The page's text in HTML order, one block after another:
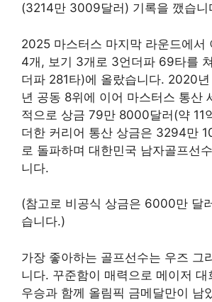
(3214만 3009달러) 기록을 깼습니
​2025 마스터스 마지막 라운드에서
4개, 보기 3개로 3언더파 69타를
더파 281타)에 올랐습니다. 2020
년 공동 8위에 이어 마스터스 통산
적으로 상금 79만 8000달러(약 11
더한 커리어 통산 상금은 3294만
로 돌파하며 대한민국 남자골프선
니다.
(참고로 비공식 상금은 6000만 달
습니다.)
가장 좋아하는 골프선수는 우즈 그
니다. 꾸준함이 매력으로 메이저 대
우승과 함께 올림픽 금메달만이 남